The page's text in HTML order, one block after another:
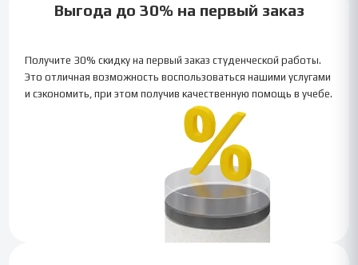
Выгода до 30% на первый заказ
Получите 30% скидку на первый заказ студенческой работы.
Это отличная возможность воспользоваться нашими услугами
и сэкономить, при этом получив качественную помощь в учебе.